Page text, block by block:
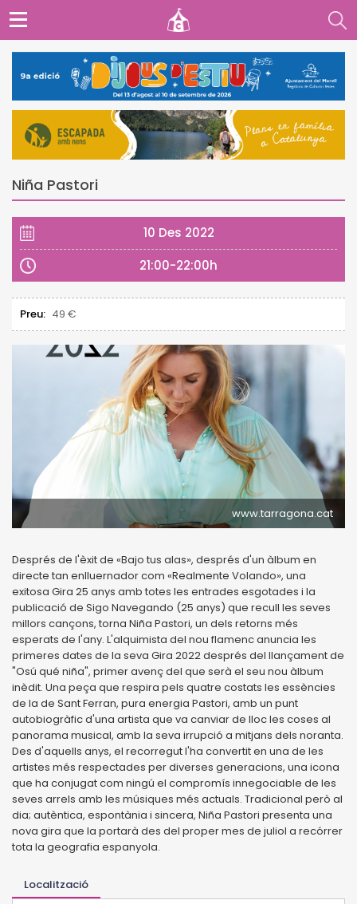
Niña Pastori
10 Des 2022
21:00-22:00h
Preu: 49 €
www.tarragona.cat
Després de l'èxit de «Bajo tus alas», després d'un àlbum en
directe tan enlluernador com «Realmente Volando», una
exitosa Gira 25 anys amb totes les entrades esgotades i la
publicació de Sigo Navegando (25 anys) que recull les seves
millors cançons, torna Niña Pastori, un dels retorns més
esperats de l'any. L'alquimista del nou flamenc anuncia les
primeres dates de la seva Gira 2022 després del llançament de
"Osú qué niña", primer avenç del que serà el seu nou àlbum
inèdit. Una peça que respira pels quatre costats les essències
de la de Sant Ferran, pura energia Pastori, amb un punt
autobiogràfic d'una artista que va canviar de lloc les coses al
panorama musical, amb la seva irrupció a mitjans dels noranta.
Des d'aquells anys, el recorregut l'ha convertit en una de les
artistes més respectades per diverses generacions, una icona
que ha conjugat com ningú el compromís innegociable de les
seves arrels amb les músiques més actuals. Tradicional però al
dia; autèntica, espontània i sincera, Niña Pastori presenta una
nova gira que la portarà des del proper mes de juliol a recórrer
tota la geografia espanyola.
Localització